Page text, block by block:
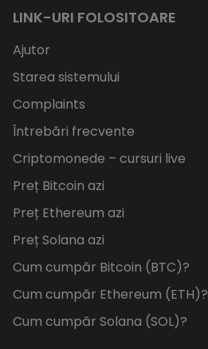
LINK-URI FOLOSITOARE
Ajutor
Starea sistemului
Complaints
Întrebări frecvente
Criptomonede – cursuri live
Preț Bitcoin azi
Preț Ethereum azi
Preț Solana azi
Cum cumpăr Bitcoin (BTC)?
Cum cumpăr Ethereum (ETH)?
Cum cumpăr Solana (SOL)?